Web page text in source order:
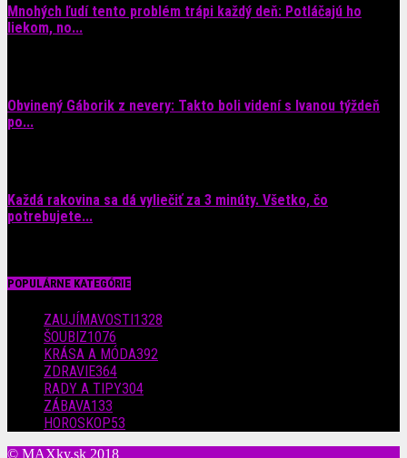
Mnohých ľudí tento problém trápi každý deň: Potláčajú ho
liekom, no...
Obvinený Gáborik z nevery: Takto boli videní s Ivanou týždeň
po...
Každá rakovina sa dá vyliečiť za 3 minúty. Všetko, čo
potrebujete...
POPULÁRNE KATEGÓRIE
ZAUJÍMAVOSTI1328
ŠOUBIZ1076
KRÁSA A MÓDA392
ZDRAVIE364
RADY A TIPY304
ZÁBAVA133
HOROSKOP53
© MAXky.sk 2018